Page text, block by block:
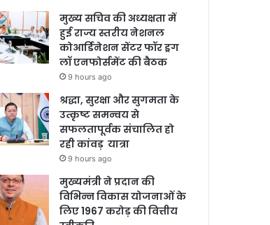
मुख्य सचिव की अध्यक्षता में
हुई राज्य स्तरीय नेशनल
कोआर्डिनेशन सेंटर फॉर ड्रग
लॉ एनफोर्समेंट की बैठक
9 hours ago
श्रद्धा, सुरक्षा और सुगमता के
उत्कृष्ट समन्वय से
सफलतापूर्वक संचालित हो
रही कांवड़ यात्रा
9 hours ago
मुख्यमंत्री ने प्रदान की
विभिन्न विकास योजनाओं के
लिए 1967 करोड़ की वित्तीय